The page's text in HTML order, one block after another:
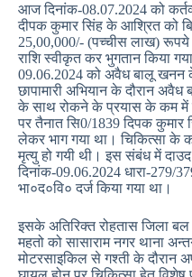
आज दिनांक-08.07.2024 को
दीपक कुमार सिंह के आश्रित को
25,00,000/- (पच्चीस लाख)
राशि स्वीकृत कर भुगतान किया
09.06.2024 को अवैध बालू खनन
छापामारी अभियान के दौरान
के साथ रोकने के प्रयास के कम में
पर तैनात सि0/1839 दिपक कुमार
लेकर भाग गया था। चिकित्सा के
मृत्यु हो गयी थी। इस संबंध में
दिनांक-09.06.2024 धारा-279/
भा०द०वि० दर्ज किया गया था।
इसके अतिरिक्त रोहतास जिला
महतो को सासाराम नगर थाना
मोटरसाइकिल से गश्ती के दौरान